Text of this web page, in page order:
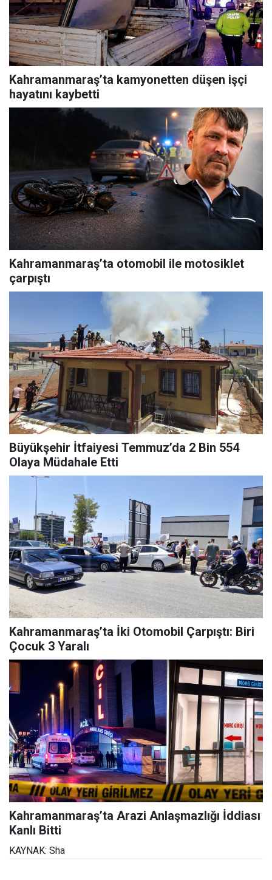
Kahramanmaraş’ta kamyonetten düşen işçi
hayatını kaybetti
Kahramanmaraş’ta otomobil ile motosiklet
çarpıştı
Büyükşehir İtfaiyesi Temmuz’da 2 Bin 554
Olaya Müdahale Etti
Kahramanmaraş’ta İki Otomobil Çarpıştı: Biri
Çocuk 3 Yaralı
Kahramanmaraş’ta Arazi Anlaşmazlığı İddiası
Kanlı Bitti
KAYNAK: Sha